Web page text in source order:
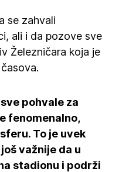
se zahvali
ali i da pozove sve
Železničara koja je
pohvale za
fenomenalno,
To je uvek
važnije da u
stadionu i podrži